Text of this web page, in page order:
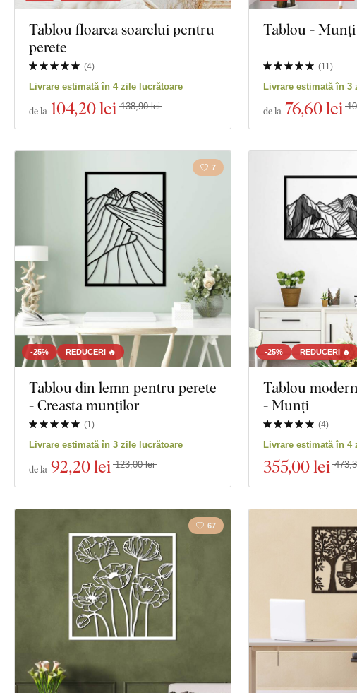
Tablou floarea soarelui pentru
perete
(4)
Livrare estimată în 4 zile lucrătoare
de la 104,20 lei 138,90 lei
Tablou - Munți
(11)
Livrare estimată în 3
de la 76,60 lei
-25% REDUCERI 🔥
7
Tablou din lemn pentru perete
- Creasta munților
(1)
Livrare estimată în 3 zile lucrătoare
de la 92,20 lei 123,00 lei
-25% REDUCERI 🔥
Tablou
- Munți
(4)
Livrare estimată în 4
355,00 lei
67